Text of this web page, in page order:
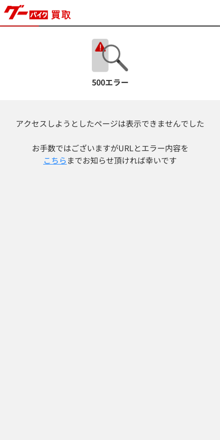
500エラー
アクセスしようとしたページは表示できませんでした
お手数ではございますがURLとエラー内容を
こちら までお知らせ頂ければ幸いです